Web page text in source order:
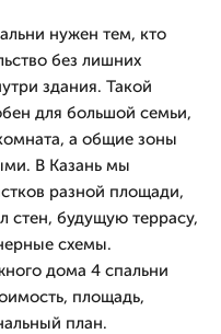
нужен тем, кто
без лишних
здания. Такой
для большой семьи,
а общие зоны
В Казань мы
разной площади,
стен, будущую террасу,
схемы.
дома 4 спальни
площадь,
план.